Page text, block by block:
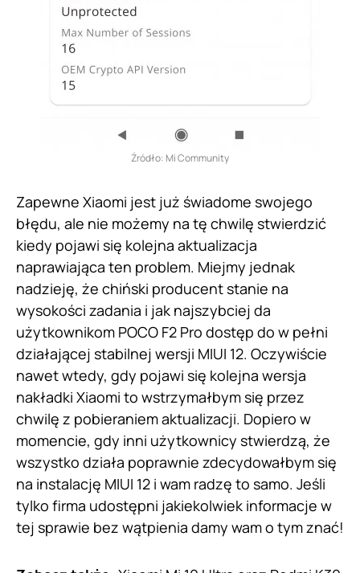
Źródło: Mi Community
Zapewne Xiaomi jest już świadome swojego
błędu, ale nie możemy na tę chwilę stwierdzić
kiedy pojawi się kolejna aktualizacja
naprawiająca ten problem. Miejmy jednak
nadzieję, że chiński producent stanie na
wysokości zadania i jak najszybciej da
użytkownikom POCO F2 Pro dostęp do w pełni
działającej stabilnej wersji MIUI 12. Oczywiście
nawet wtedy, gdy pojawi się kolejna wersja
nakładki Xiaomi to wstrzymałbym się przez
chwilę z pobieraniem aktualizacji. Dopiero w
momencie, gdy inni użytkownicy stwierdzą, że
wszystko działa poprawnie zdecydowałbym się
na instalację MIUI 12 i wam radzę to samo. Jeśli
tylko firma udostępni jakiekolwiek informacje w
tej sprawie bez wątpienia damy wam o tym znać!